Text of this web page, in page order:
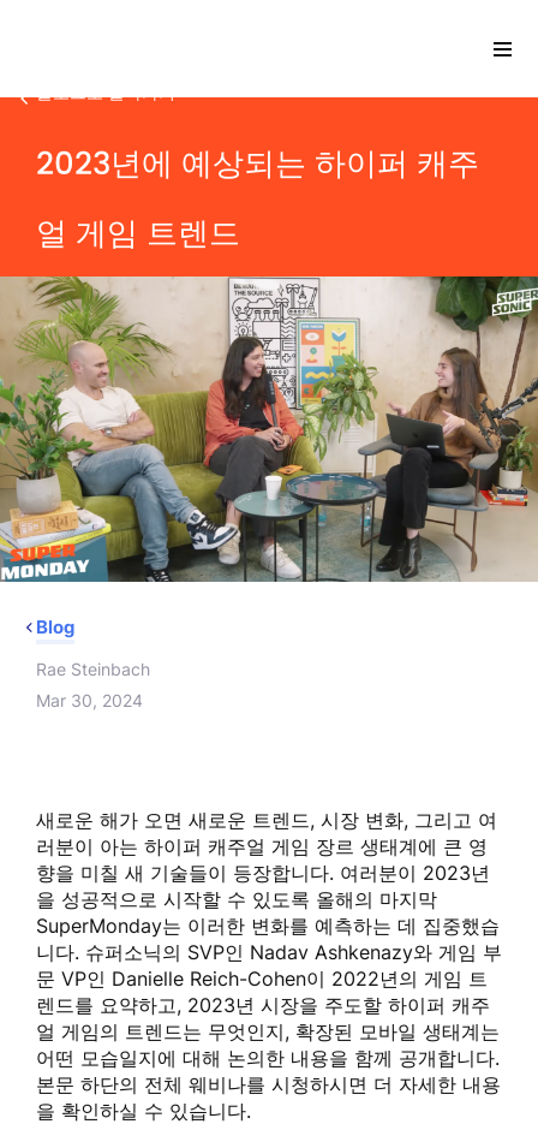
Please
includes
an
accessibility
system.
2023년에 예상되는 하이퍼 캐주
얼 게임 트렌드
Blog
Rae Steinbach
Mar 30, 2024
새로운 해가 오면 새로운 트렌드, 시장 변화, 그리고 여
러분이 아는 하이퍼 캐주얼 게임 장르 생태계에 큰 영
향을 미칠 새 기술들이 등장합니다. 여러분이 2023년
을 성공적으로 시작할 수 있도록 올해의 마지막
SuperMonday는 이러한 변화를 예측하는 데 집중했습
니다. 슈퍼소닉의 SVP인 Nadav Ashkenazy와 게임 부
문 VP인 Danielle Reich-Cohen이 2022년의 게임 트
렌드를 요약하고, 2023년 시장을 주도할 하이퍼 캐주
얼 게임의 트렌드는 무엇인지, 확장된 모바일 생태계는
어떤 모습일지에 대해 논의한 내용을 함께 공개합니다.
본문 하단의 전체 웨비나를 시청하시면 더 자세한 내용
을 확인하실 수 있습니다.